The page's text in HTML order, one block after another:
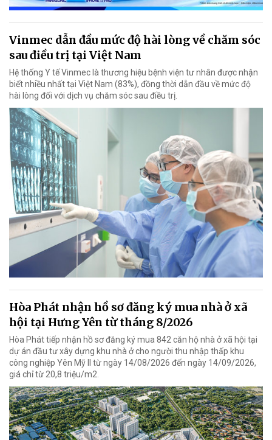
Vinmec dẫn đầu mức độ hài lòng về chăm sóc
sau điều trị tại Việt Nam
Hệ thống Y tế Vinmec là thương hiệu bệnh viện tư nhân được nhận
biết nhiều nhất tại Việt Nam (83%), đồng thời dẫn đầu về mức độ
hài lòng đối với dịch vụ chăm sóc sau điều trị.
Hòa Phát nhận hồ sơ đăng ký mua nhà ở xã
hội tại Hưng Yên từ tháng 8/2026
Hòa Phát tiếp nhận hồ sơ đăng ký mua 842 căn hộ nhà ở xã hội tại
dự án đầu tư xây dựng khu nhà ở cho người thu nhập thấp khu
công nghiệp Yên Mỹ II từ ngày 14/08/2026 đến ngày 14/09/2026,
giá chỉ từ 20,8 triệu/m2.